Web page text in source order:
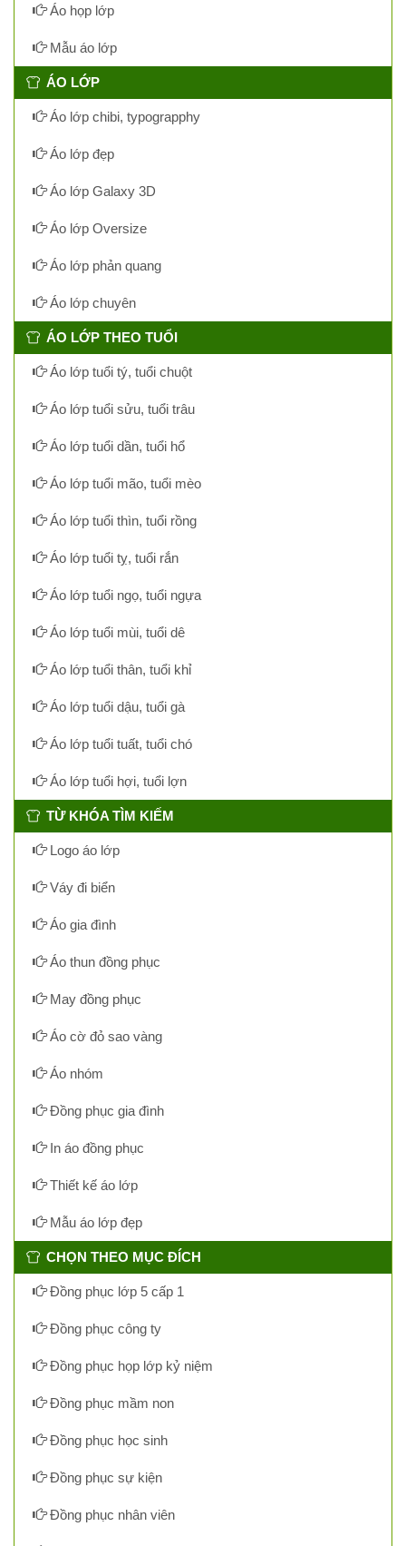
Áo họp lớp
Mẫu áo lớp
ÁO LỚP
Áo lớp chibi, typograpphy
Áo lớp đẹp
Áo lớp Galaxy 3D
Áo lớp Oversize
Áo lớp phản quang
Áo lớp chuyên
ÁO LỚP THEO TUỔI
Áo lớp tuổi tý, tuổi chuột
Áo lớp tuổi sửu, tuổi trâu
Áo lớp tuổi dần, tuổi hổ
Áo lớp tuổi mão, tuổi mèo
Áo lớp tuổi thìn, tuổi rồng
Áo lớp tuổi tỵ, tuổi rắn
Áo lớp tuổi ngọ, tuổi ngựa
Áo lớp tuổi mùi, tuổi dê
Áo lớp tuổi thân, tuổi khỉ
Áo lớp tuổi dậu, tuổi gà
Áo lớp tuổi tuất, tuổi chó
Áo lớp tuổi hợi, tuổi lợn
TỪ KHÓA TÌM KIẾM
Logo áo lớp
Váy đi biển
Áo gia đình
Áo thun đồng phục
May đồng phục
Áo cờ đỏ sao vàng
Áo nhóm
Đồng phục gia đình
In áo đồng phục
Thiết kế áo lớp
Mẫu áo lớp đẹp
CHỌN THEO MỤC ĐÍCH
Đồng phục lớp 5 cấp 1
Đồng phục công ty
Đồng phục họp lớp kỷ niệm
Đồng phục mầm non
Đồng phục học sinh
Đồng phục sự kiện
Đồng phục nhân viên